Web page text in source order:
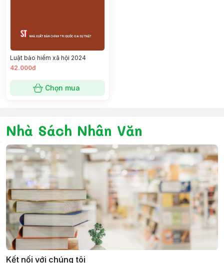
Luật bảo hiểm xã hội 2024
42.000đ
Chọn mua
Nhà Sách Nhân Văn
Kết nối với chúng tôi